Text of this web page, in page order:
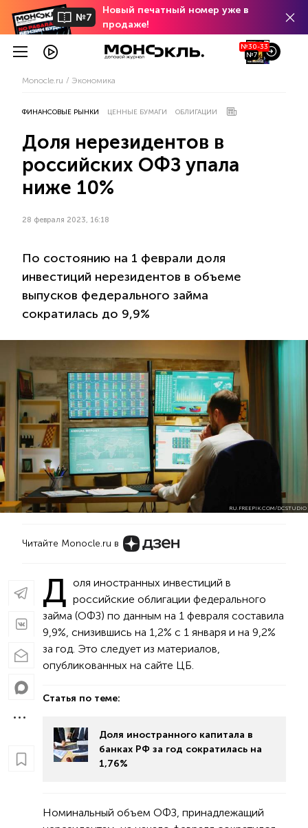
№7
Новый печатный номер уже в
продаже!
№30-33
№7
Monocle.ru Экономика
ФИНАНСОВЫЕ РЫНКИ ЦЕННЫЕ БУМАГИ ОБЛИГАЦИИ
Доля нерезидентов в
российских ОФЗ упала
ниже 10%
28 февраля 2023, 16:18
По состоянию на 1 феврали доля
инвестиций нерезидентов в объеме
выпусков федерального займа
сократилась до 9,9%
RU.FREEPIK.COM/DCSTUDIO
Читайте Monocle.ru в
Д оля иностранных инвестиций в
российские облигации федерального
займа (ОФЗ) по данным на 1 февраля составила
9,9%, снизившись на 1,2% с 1 января и на 9,2%
за год. Это следует из материалов,
опубликованных на сайте ЦБ.
Статья по теме:
Доля иностранного капитала в
банках РФ за год сократилась на
1,76%
Номинальный объем ОФЗ, принадлежащий